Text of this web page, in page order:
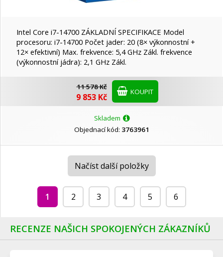
Intel Core i7-14700 ZÁKLADNÍ SPECIFIKACE Model
procesoru: i7-14700 Počet jader: 20 (8× výkonnostní +
12× efektivní) Max. frekvence: 5,4 GHz Zákl. frekvence
(výkonnostní jádra): 2,1 GHz Zákl.
11 578 Kč
9 853 Kč KOUPIT
Skladem
Objednací kód: 3763961
Načíst další položky
1 2 3 4 5 6
RECENZE NAŠICH SPOKOJENÝCH ZÁKAZNÍKŮ